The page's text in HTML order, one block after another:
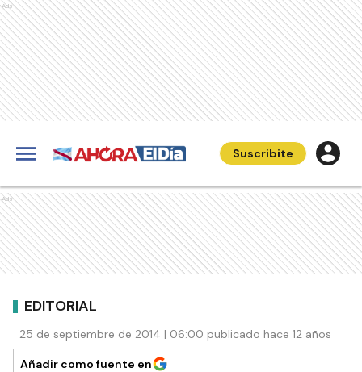
Ads
Suscribite
Ads
EDITORIAL
25 de septiembre de 2014 | 06:00 publicado hace 12 años
Añadir como fuente en